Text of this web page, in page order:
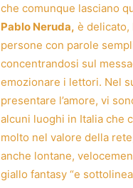
che comunque lasciano
Pablo Neruda, è delicato,
persone con parole
concentrandosi sul
emozionare i lettori. Nel
presentare l’amore, vi
alcuni luoghi in Italia che
molto nel valore della
anche lontane,
giallo fantasy “e